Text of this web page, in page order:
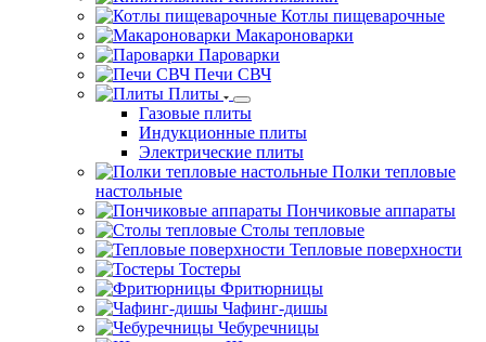
Котлы пищеварочные
Макароноварки
Пароварки
Печи СВЧ
Плиты
Газовые плиты
Индукционные плиты
Электрические плиты
Полки тепловые
настольные
Пончиковые аппараты
Столы тепловые
Тепловые поверхности
Тостеры
Фритюрницы
Чафинг-дишы
Чебуречницы